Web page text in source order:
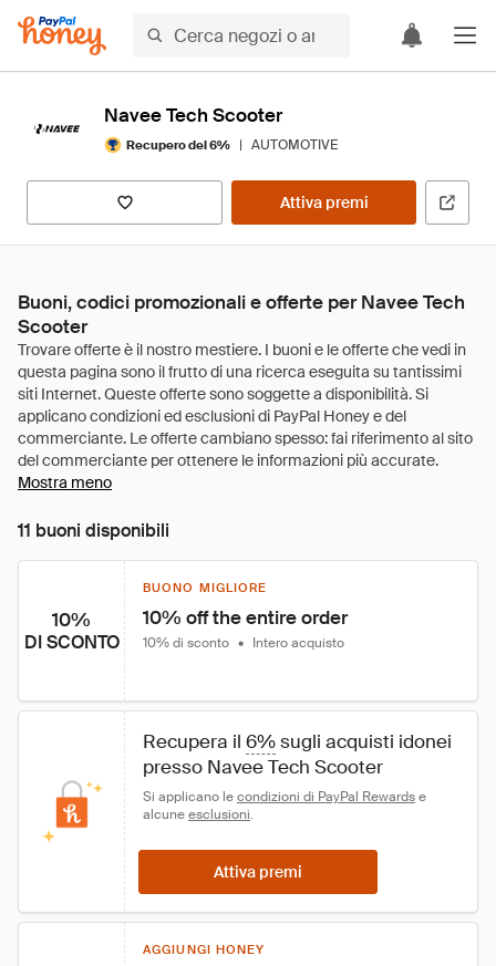
Navee Tech Scooter
Recupero del 6% | AUTOMOTIVE
Attiva premi
Buoni, codici promozionali e offerte per Navee Tech
Scooter
Mostra meno
11 buoni disponibili
10%
DI SCONTO
BUONO MIGLIORE
10% off the entire order
10% di sconto • Intero acquisto
Recupera il 6% sugli acquisti idonei
presso Navee Tech Scooter
Si applicano le condizioni di PayPal Rewards e
alcune esclusioni.
Attiva premi
AGGIUNGI HONEY